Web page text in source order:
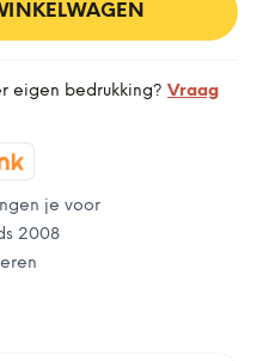
eigen bedrukking? Vraag
je voor
2008